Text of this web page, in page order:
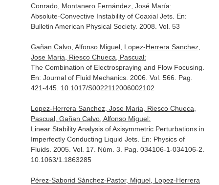
Conrado, Montanero Fernández, José María:
Absolute-Convective Instability of Coaxial Jets. En:
Bulletin American Physical Society. 2008. Vol. 53
Gañan Calvo, Alfonso Miguel, Lopez-Herrera Sanchez,
Jose Maria, Riesco Chueca, Pascual:
The Combination of Electrospraying and Flow Focusing.
En: Journal of Fluid Mechanics. 2006. Vol. 566. Pag.
421-445. 10.1017/S0022112006002102
Lopez-Herrera Sanchez, Jose Maria, Riesco Chueca,
Pascual, Gañan Calvo, Alfonso Miguel:
Linear Stability Analysis of Axisymmetric Perturbations in
Imperfectly Conducting Liquid Jets. En: Physics of
Fluids. 2005. Vol. 17. Núm. 3. Pag. 034106-1-034106-2.
10.1063/1.1863285
Pérez-Saborid Sánchez-Pastor, Miguel, Lopez-Herrera